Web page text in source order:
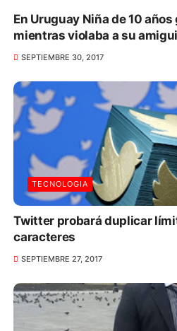
En Uruguay Niña de 10
mientras violaba a su
SEPTIEMBRE 30, 2017
TECNOLOGIA
Twitter probará duplicar
caracteres
SEPTIEMBRE 27, 2017